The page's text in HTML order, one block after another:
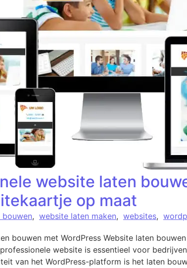
website laten
op maat
, website laten maken, websites,
bouwen met WordPress Website laten
website is essentieel voor
van het WordPress-platform is het laten